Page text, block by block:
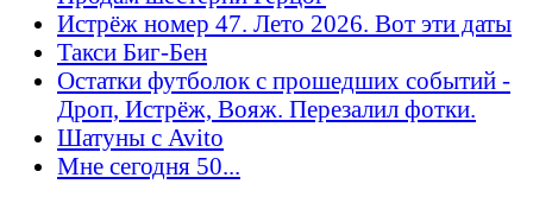
Истрёж номер 47. Лето 2026. Вот эти даты
Такси Биг-Бен
Остатки футболок с прошедших событий -
Дроп, Истрёж, Вояж. Перезалил фотки.
Шатуны с Avito
Мне сегодня 50...